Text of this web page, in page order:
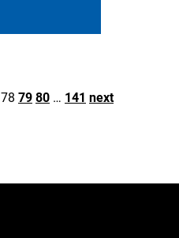
78 79 80 … 141 next